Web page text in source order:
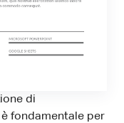
di
fondamentale per